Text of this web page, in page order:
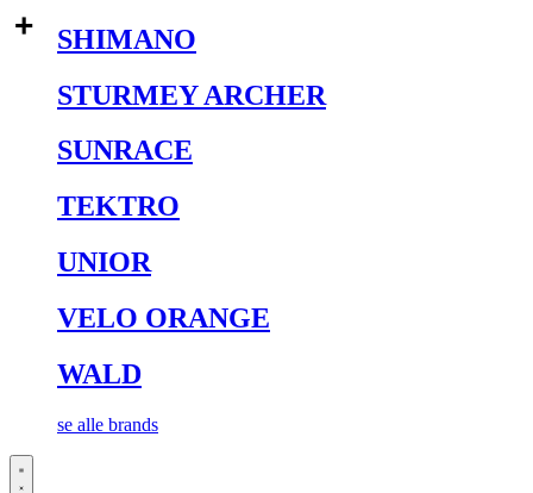
SHIMANO
STURMEY ARCHER
SUNRACE
TEKTRO
UNIOR
VELO ORANGE
WALD
se alle brands